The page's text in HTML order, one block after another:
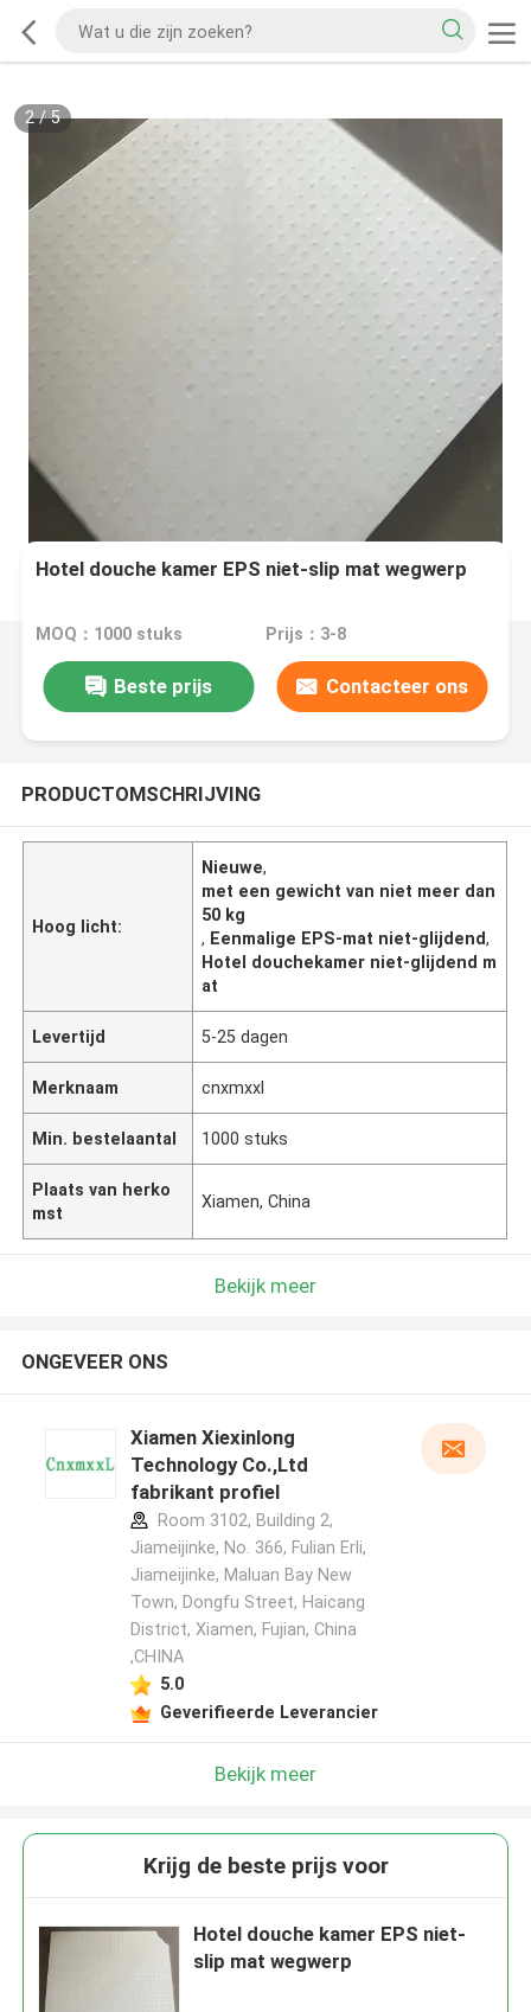
2/5
Hotel douche kamer EPS niet-slip mat wegwerp
MOQ：1000 stuks Prijs：3-8
Beste prijs Contacteer ons
PRODUCTOMSCHRIJVING
Hoog licht:
Nieuwe,
met een gewicht van niet meer dan
50 kg
, Eenmalige EPS-mat niet-glijdend,
Hotel douchekamer niet-glijdend m
at
Levertijd 5-25 dagen
Merknaam cnxmxxl
Min. bestelaantal 1000 stuks
Plaats van herko
mst
Xiamen, China
Bekijk meer
ONGEVEER ONS
Xiamen Xiexinlong
Technology Co.,Ltd
fabrikant profiel
Room 3102, Building 2,
Jiameijinke, No. 366, Fulian Erli,
Jiameijinke, Maluan Bay New
Town, Dongfu Street, Haicang
District, Xiamen, Fujian, China
,CHINA
5.0
Geverifieerde Leverancier
Bekijk meer
Krijg de beste prijs voor
Hotel douche kamer EPS niet-
slip mat wegwerp